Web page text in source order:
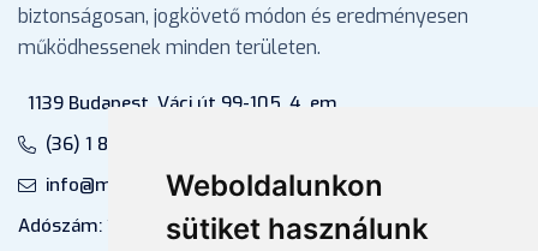
Weboldalunkon
sütiket használunk
biztonságosan, jogkövető módon és eredményesen
működhessenek minden területen.
1139 Budapest, Váci út 99-105. 4. em.
(36) 1 880 76 00
info@mprx.hu
Adószám: 13598145-2-41